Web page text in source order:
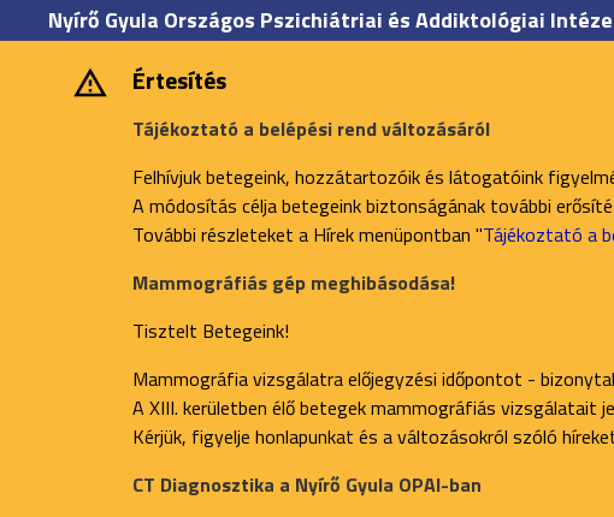
Nyírő Gyula Országos Pszichiátriai és Addiktológiai
Értesítés
Tájékoztató a belépési rend változásáról
Felhívjuk betegeink, hozzátartozóik és látogatóink
A módosítás célja betegeink biztonságának további
További részleteket a Hírek menüpontban "Tájékoztató a
Mammográfiás gép meghibásodása!
Tisztelt Betegeink!
Mammográfia vizsgálatra előjegyzési időpontot -
A XIII. kerületben élő betegek mammográfiás vizsgálatait
Kérjük, figyelje honlapunkat és a változásokról szóló
CT Diagnosztika a Nyírő Gyula OPAI-ban